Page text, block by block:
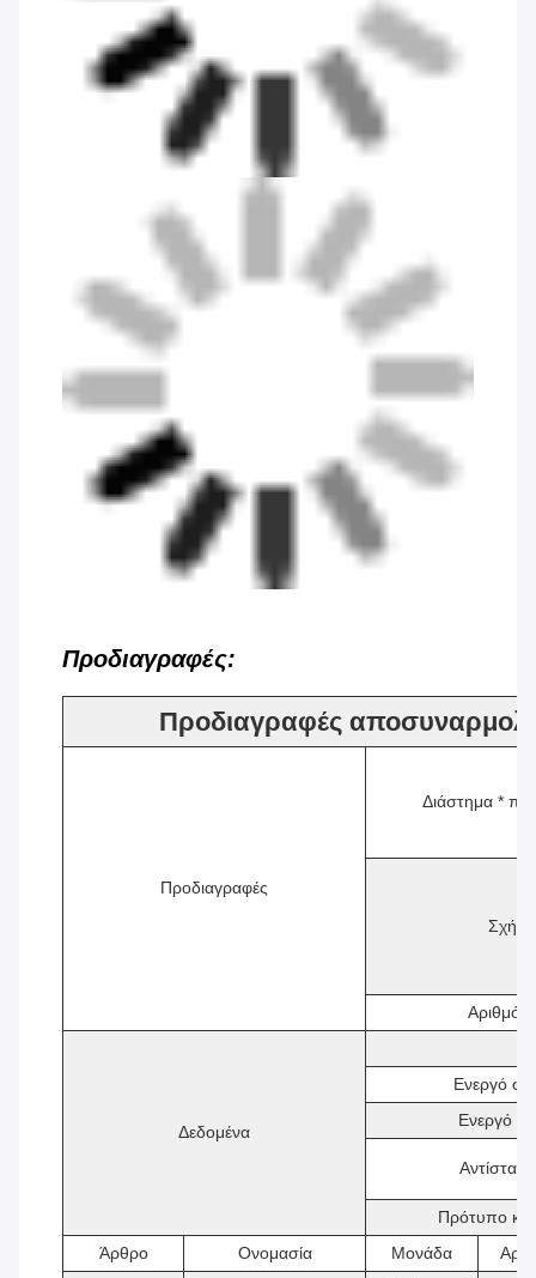
Προδιαγραφές:
Προδιαγραφές
Προδιαγραφές
Διάστημα *
Αριθμός
Δεδομένα
Ενεργό
Ενεργό
Πρότυπο
Άρθρο
Ονομασία Μονάδα